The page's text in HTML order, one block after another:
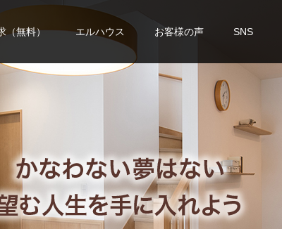
（無料） エルハウス お客様の声 SNS